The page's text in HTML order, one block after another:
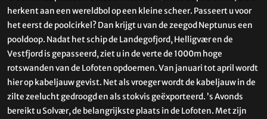
herkent aan een wereldbol op een kleine scheer. Passeert u voor
het eerst de poolcirkel? Dan krijgt u van de zeegod Neptunus een
pooldoop. Nadat het schip de Landegofjord, Helligvær en de
Vestfjord is gepasseerd, ziet u in de verte de 1000m hoge
rotswanden van de Lofoten opdoemen. Van januari tot april wordt
hier op kabeljauw gevist. Net als vroeger wordt de kabeljauw in de
zilte zeelucht gedroogd en als stokvis geëxporteerd. ’s Avonds
bereikt u Solvær, de belangrijkste plaats in de Lofoten. Met zijn